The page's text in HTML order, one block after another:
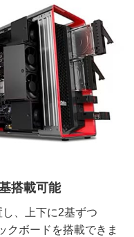
搭載可能
、上下に2基ずつ
クボードを搭載できま